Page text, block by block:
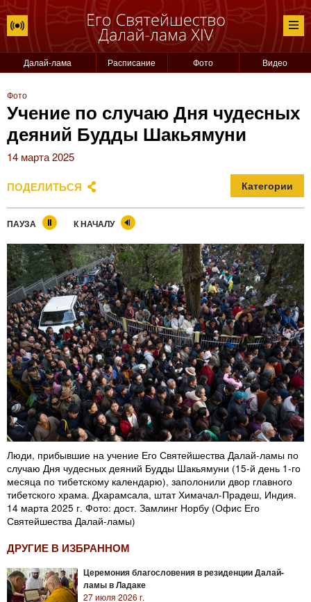
Далай-лама Расписание Фото Видео
Фото
Учение по случаю Дня чудесных
деяний Будды Шакьямуни
14 марта 2025
ПОДЕЛИТЬСЯ Категории
ПАУЗА К НАЧАЛУ
Люди, прибывшие на учение Его Святейшества Далай-ламы по
случаю Дня чудесных деяний Будды Шакьямуни (15-й день 1-го
месяца по тибетскому календарю), заполонили двор главного
тибетского храма. Дхарамсала, штат Химачал-Прадеш, Индия.
14 марта 2025 г. Фото: дост. Замлинг Норбу (Офис Его
Святейшества Далай-ламы)
ДРУГИЕ В ИЗБРАННОМ
Церемония благословения в резиденции Далай-
ламы в Ладаке
27 июля 2026 г.